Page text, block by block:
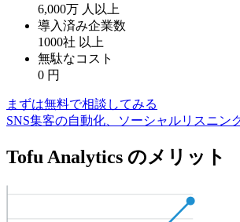
6,000万 人以上
導入済み企業数
1000社 以上
無駄なコスト
0 円
まずは無料で相談してみる
SNS集客の自動化、ソーシャルリスニン
Tofu Analytics のメリット